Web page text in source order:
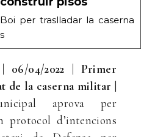
per traslladar la caserna
06/04/2022 | Primer
de la caserna militar
aprova per
protocol d’intencions